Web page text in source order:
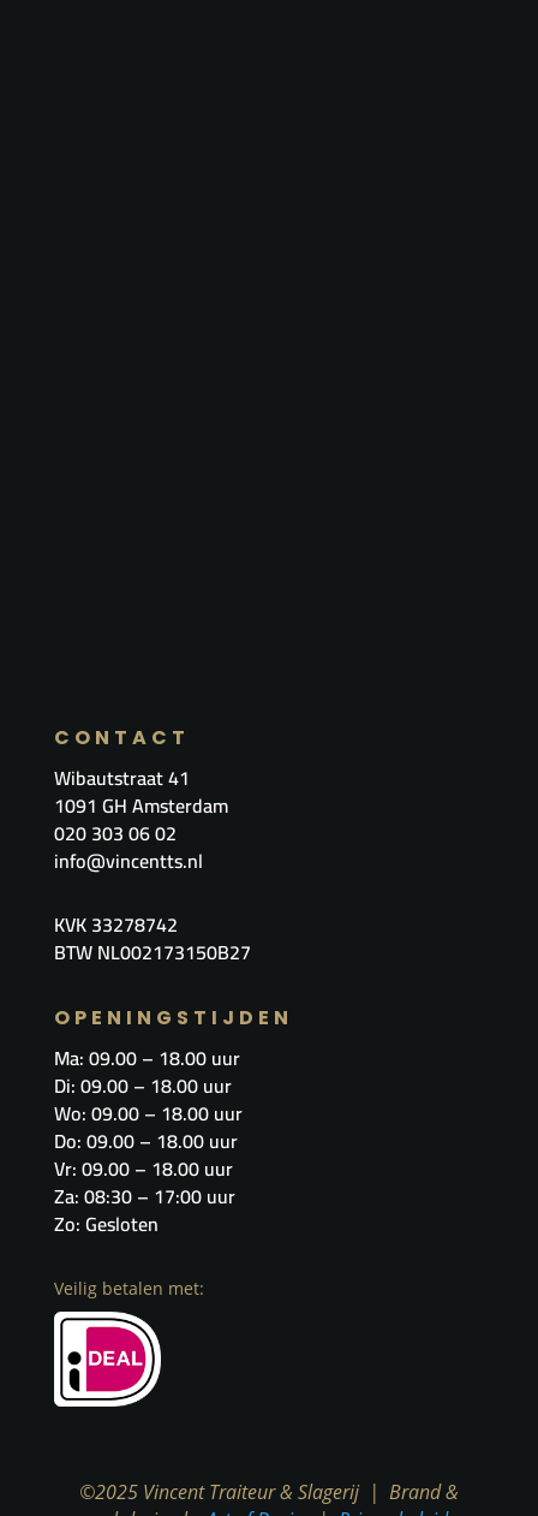
CONTACT
Wibautstraat 41
1091 GH Amsterdam
020 303 06 02
info@vincentts.nl
KVK33278742
BTW NL002173150B27
OPENINGSTIJDEN
Ma: 09.00 – 18.00 uur
Di: 09.00 – 18.00 uur
Wo: 09.00 – 18.00 uur
Do: 09.00 – 18.00 uur
Vr: 09.00 – 18.00 uur​
Za: 08:30 – 17:00 uur
Zo: Gesloten
Veilig betalen met:
©2025 Vincent Traiteur & Slagerij | Brand &